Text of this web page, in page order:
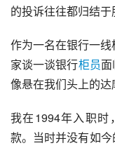
的投诉往往都归结于
作为一名在银行一
家谈一谈银行柜员
像悬在我们头上的达
我在1994年入职时
款。当时并没有如